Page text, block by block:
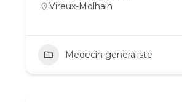
Vireux-Molhain
Medecin generaliste